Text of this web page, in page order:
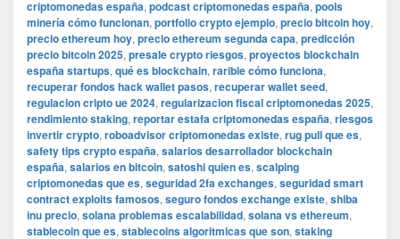
criptomonedas españa, podcast criptomonedas españa, pools
minería cómo funcionan, portfolio crypto ejemplo, precio bitcoin hoy,
precio ethereum hoy, precio ethereum segunda capa, predicción
precio bitcoin 2025, presale crypto riesgos, proyectos blockchain
españa startups, qué es blockchain, rarible cómo funciona,
recuperar fondos hack wallet pasos, recuperar wallet seed,
regulacion cripto ue 2024, regularizacion fiscal criptomonedas 2025,
rendimiento staking, reportar estafa criptomonedas españa, riesgos
invertir crypto, roboadvisor criptomonedas existe, rug pull que es,
safety tips crypto españa, salarios desarrollador blockchain
españa, salarios en bitcoin, satoshi quien es, scalping
criptomonedas que es, seguridad 2fa exchanges, seguridad smart
contract exploits famosos, seguro fondos exchange existe, shiba
inu precio, solana problemas escalabilidad, solana vs ethereum,
stablecoin que es, stablecoins algoritmicas que son, staking